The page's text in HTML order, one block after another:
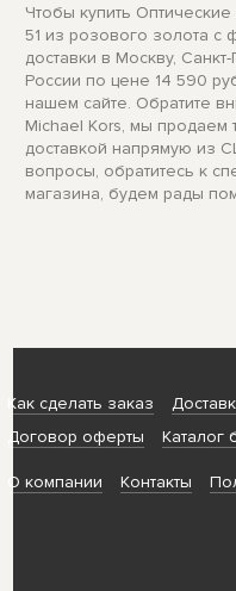
Чтобы купить Оптические
51 из розового золота с
доставки в Москву,
России по цене 14 590
нашем сайте. Обратите
Michael Kors, мы продаем
доставкой напрямую из
вопросы, обратитесь к
магазина, будем рады
Как сделать заказ
Договор оферты
Каталог
О компании Контакты